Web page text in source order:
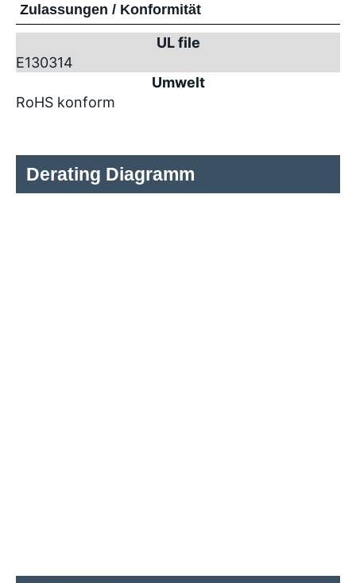
Zulassungen / Konformität
UL file
E130314
Umwelt
RoHS konform
Derating Diagramm